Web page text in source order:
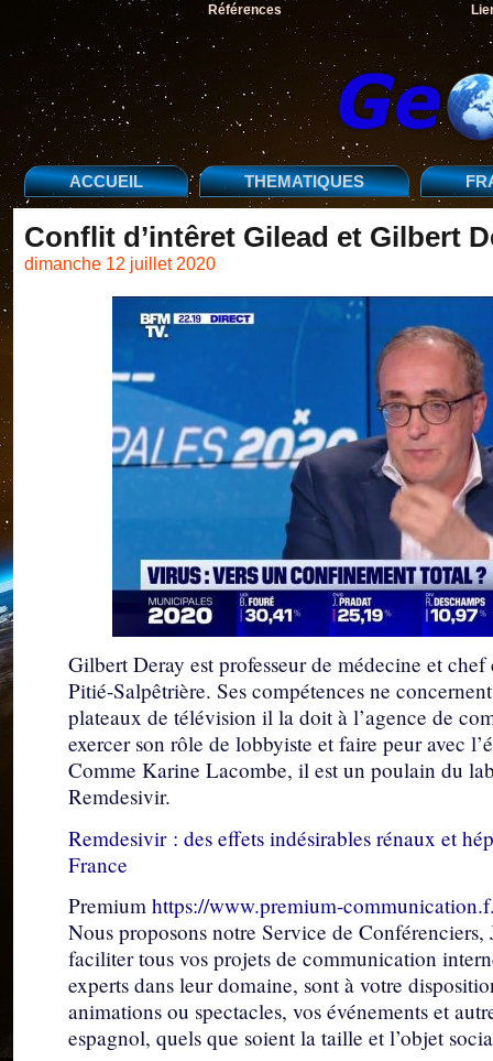
Références
ACCUEIL THEMATIQUES
Conflit d’intêret Gilead et Gilbert
dimanche 12 juillet 2020
Gilbert Deray est professeur de médecine et
Pitié-Salpêtrière. Ses compétences ne
plateaux de télévision il la doit à l’agence de
exercer son rôle de lobbyiste et faire peur avec
Comme Karine Lacombe, il est un poulain du
Remdesivir.
Remdesivir : des effets indésirables rénaux et
France
Premium https://www.premium-
Nous proposons notre Service de
faciliter tous vos projets de communication
experts dans leur domaine, sont à votre
animations ou spectacles, vos événements et
espagnol, quels que soient la taille et l’objet